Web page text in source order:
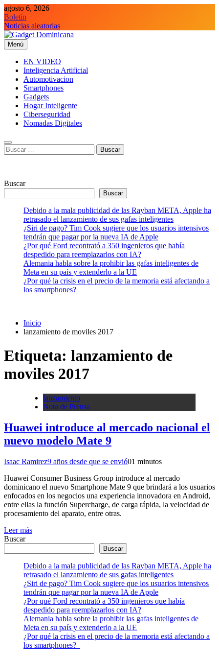
Saltar
al
contenido
agosto 6, 2026
Boletín
Noticias aleatorias
Gadget Dominicana
Gadgets y Tecnología de consumo
Menú
EN VIDEO
Inteligencia Artificial
Automotivacion
Smartphones
Gadgets
Hogar Inteligente
Ciberseguridad
Nomadas Digitales
Buscar:
Buscar
Buscar
Debido a la mala publicidad de las Rayban META, Apple ha
retrasado el lanzamiento de sus gafas inteligentes
¿Siri de pago? Tim Cook sugiere que los usuarios intensivos
tendrán que pagar por la nueva IA de Apple
¿Por qué Ford recontrató a 350 ingenieros que había
despedido para reemplazarlos con IA?
Alemania habla sobre la prohibir las gafas inteligentes de
Meta en su país y extenderlo a la UE
¿Por qué la crisis en el precio de la memoria está afectando a
los smartphones?
Inicio
lanzamiento de moviles 2017
Etiqueta: lanzamiento de
moviles 2017
lanzamiento
Nota de Prensa
Huawei introduce al mercado nacional el
nuevo modelo Mate 9
Isaac Ramirez9 años desde que se envió01 minutos
Huawei Consumer Business Group introduce al mercado
dominicano el nuevo Smartphone Mate 9 que brindará a los usuarios
enfocados en los negocios una experiencia innovadora en Android,
entre ellas la función Supercharge, de carga rápida, la velocidad de
procesamiento del aparato, entre otras.
Leer más
Buscar
Buscar
Debido a la mala publicidad de las Rayban META, Apple ha
retrasado el lanzamiento de sus gafas inteligentes
¿Siri de pago? Tim Cook sugiere que los usuarios intensivos
tendrán que pagar por la nueva IA de Apple
¿Por qué Ford recontrató a 350 ingenieros que había
despedido para reemplazarlos con IA?
Alemania habla sobre la prohibir las gafas inteligentes de
Meta en su país y extenderlo a la UE
¿Por qué la crisis en el precio de la memoria está afectando a
los smartphones?